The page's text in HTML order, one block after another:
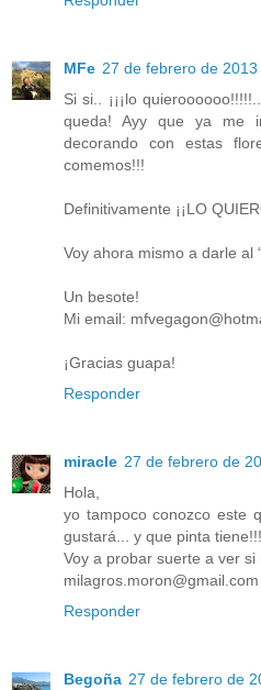
MFe 27 de febrero de 2013
Si si.. ¡¡¡lo
queda! Ayy que ya me
decorando con estas
comemos!!!
Definitivamente ¡¡LO
Voy ahora mismo a darle al
Un besote!
Mi email:
¡Gracias guapa!
Responder
miracle 27 de febrero de
Hola,
yo tampoco conozco este
gustará... y que pinta tiene!!!
Voy a probar suerte a ver si
milagros.moron@gmail.com
Responder
Begoña 27 de febrero de